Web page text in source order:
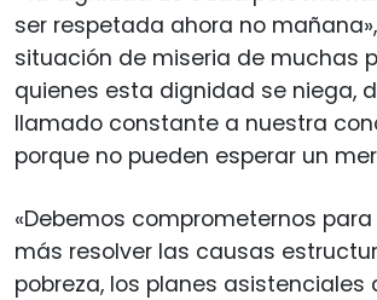
ser respetada ahora no
situación de miseria de muchas
quienes esta dignidad se niega,
llamado constante a nuestra
porque no pueden esperar un
«Debemos comprometernos
más resolver las causas
pobreza, los planes asistenciales